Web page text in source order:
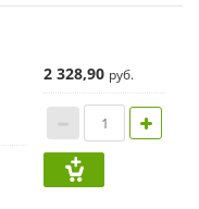
2 328,90 руб.